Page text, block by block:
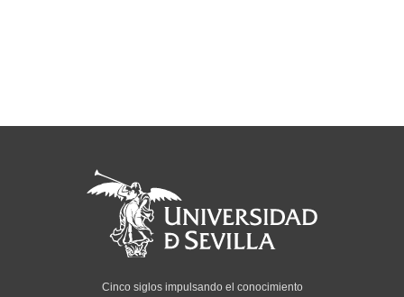
Cinco siglos impulsando el conocimiento